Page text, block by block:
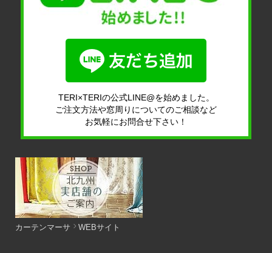
TERI×TERIの公式LINE@を始めました。
ご注文方法や窓周りについてのご相談など
お気軽にお問合せ下さい！
カーテンマーサ WEBサイト